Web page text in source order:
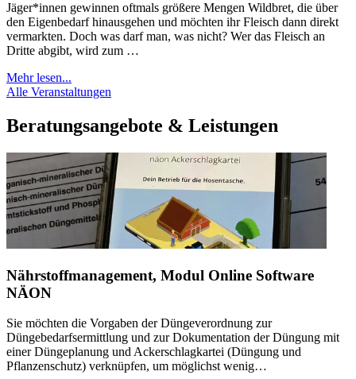
Jäger*innen gewinnen oftmals größere Mengen Wildbret, die über
den Eigenbedarf hinausgehen und möchten ihr Fleisch dann direkt
vermarkten. Doch was darf man, was nicht? Wer das Fleisch an
Dritte abgibt, wird zum …
Mehr lesen...
Alle Veranstaltungen
Beratungsangebote & Leistungen
Nährstoffmanagement, Modul Online Software
NÄON
Sie möchten die Vorgaben der Düngeverordnung zur
Düngebedarfsermittlung und zur Dokumentation der Düngung mit
einer Düngeplanung und Ackerschlagkartei (Düngung und
Pflanzenschutz) verknüpfen, um möglichst wenig…